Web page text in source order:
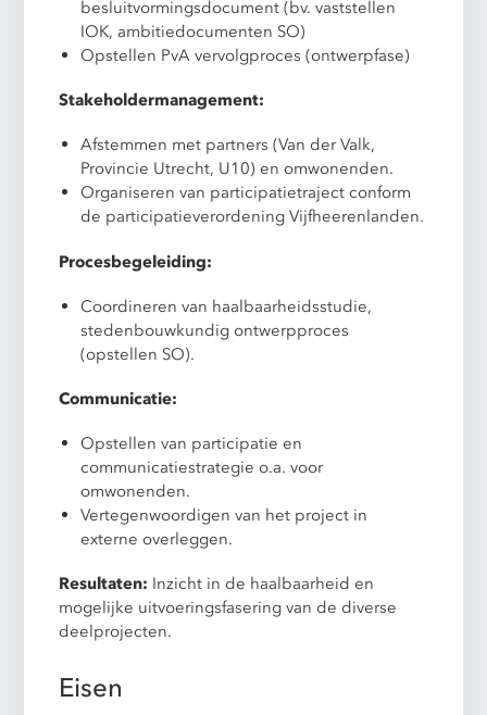
besluitvormingsdocument (bv. vaststellen
IOK, ambitiedocumenten SO)
Opstellen PvA vervolgproces (ontwerpfase)
Stakeholdermanagement:
Afstemmen met partners (Van der Valk,
Provincie Utrecht, U10) en omwonenden.
Organiseren van participatietraject conform
de participatieverordening Vijfheerenlanden.
Procesbegeleiding:
Coordineren van haalbaarheidsstudie,
stedenbouwkundig ontwerpproces
(opstellen SO).
Communicatie:
Opstellen van participatie en
communicatiestrategie o.a. voor
omwonenden.
Vertegenwoordigen van het project in
externe overleggen.
Resultaten: Inzicht in de haalbaarheid en
mogelijke uitvoeringsfasering van de diverse
deelprojecten.
Eisen